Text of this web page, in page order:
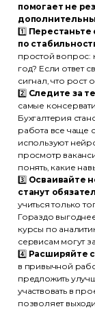
помогает не
1️⃣ Перестаньте
по
простой вопрос:
год? Если ответ
сигнал, что рост
2️⃣ Следите за
самые
Бухгалтерия
работа все чаще
используют
просмотр
понять, какие
3️⃣ Осваивайте
станут
учиться только
Гораздо
курсы по
сервисам могут
4️⃣ Расширяйте
в привычной
предложить
участвовать в
позволяет